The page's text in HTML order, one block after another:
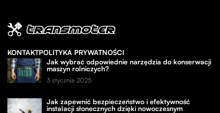
KONTAKTPOLITYKA PRYWATNOŚCI
Jak wybrać odpowiednie narzędzia do konserwacji
maszyn rolniczych?
3 stycznia 2025
Jak zapewnić bezpieczeństwo i efektywność
instalacji słonecznych dzięki nowoczesnym